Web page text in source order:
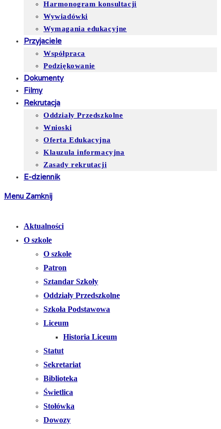
Harmonogram konsultacji
Wywiadówki
Wymagania edukacyjne
Przyjaciele
Współpraca
Podziękowanie
Dokumenty
Filmy
Rekrutacja
Oddziały Przedszkolne
Wnioski
Oferta Edukacyjna
Klauzula informacyjna
Zasady rekrutacji
E-dziennik
Menu Zamknij
Aktualności
O szkole
O szkole
Patron
Sztandar Szkoły
Oddziały Przedszkolne
Szkoła Podstawowa
Liceum
Historia Liceum
Statut
Sekretariat
Biblioteka
Świetlica
Stołówka
Dowozy